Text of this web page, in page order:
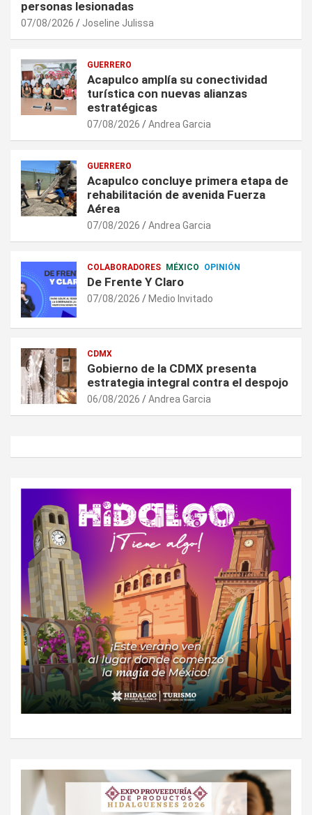
personas lesionadas
07/08/2026 Joseline Julissa
GUERRERO
Acapulco amplía su conectividad
turística con nuevas alianzas
estratégicas
07/08/2026 Andrea Garcia
GUERRERO
Acapulco concluye primera etapa de
rehabilitación de avenida Fuerza
Aérea
07/08/2026 Andrea Garcia
COLABORADORES MÉXICO OPINIÓN
De Frente Y Claro
07/08/2026 Medio Invitado
CDMX
Gobierno de la CDMX presenta
estrategia integral contra el despojo
06/08/2026 Andrea Garcia